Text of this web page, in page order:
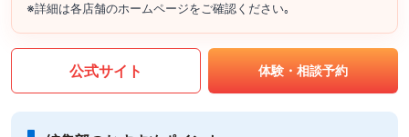
※詳細は各店舗のホームページをご確認ください｡
公式サイト 体験・相談予約